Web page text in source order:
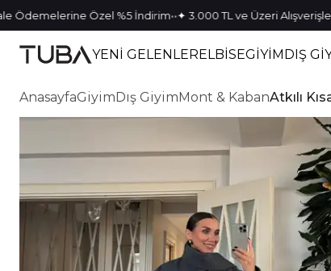
Özel %5 İndirim••✦ 3.000 TL ve Üzeri Alışverişlerde
YENİ GELENLERELBİSEGİYİMDIŞ
AnasayfaGiyimDış GiyimMont & KabanAtkılı